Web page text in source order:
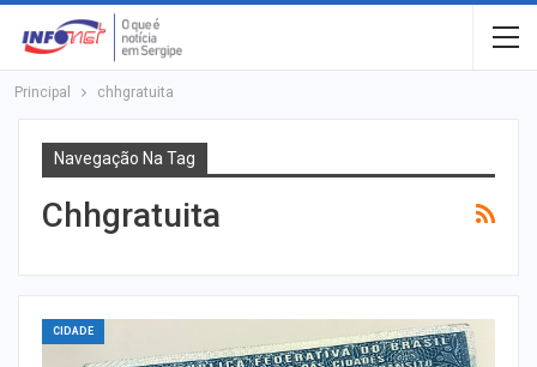
Principal chhgratuita
Navegação Na Tag
Chhgratuita
CIDADE